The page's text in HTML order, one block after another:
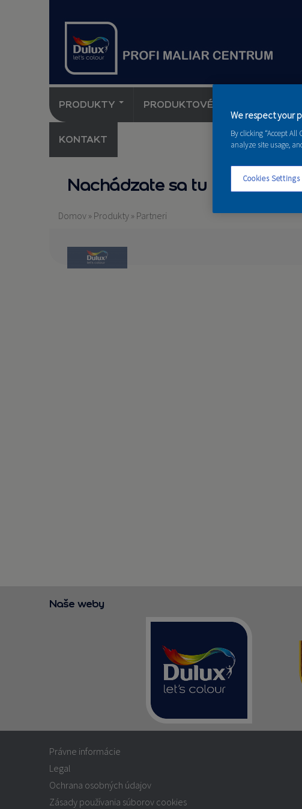
PRODUKTY PRODUKTOVÉ NOVINKY 2026
KONTAKT
Nachádzate sa tu
Domov » Produkty » Partneri
Naše weby
Právne informácie
Legal
Ochrana osobných údajov
Zásady používania súborov cookies
We respect your
By clicking “Accept
analyze site usage,
Cookies Settings